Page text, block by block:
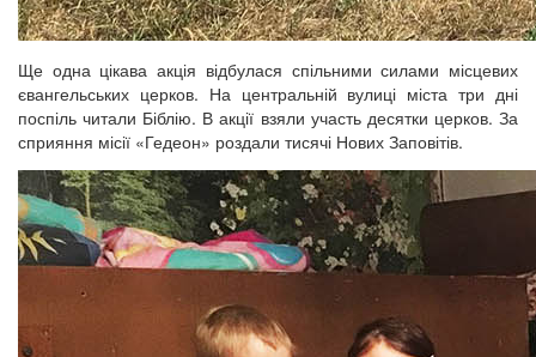
Ще одна цікава акція відбулася спільними силами місцевих
євангельських церков. На центральній вулиці міста три дні
поспіль читали Біблію. В акції взяли участь десятки церков. За
сприяння місії «Гедеон» роздали тисячі Нових Заповітів.